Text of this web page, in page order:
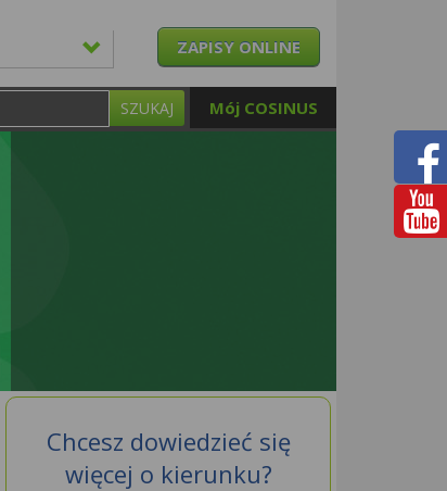
ZAPISY ONLINE
Mój COSINUS
SZUKAJ
Chcesz dowiedzieć się
więcej o kierunku?